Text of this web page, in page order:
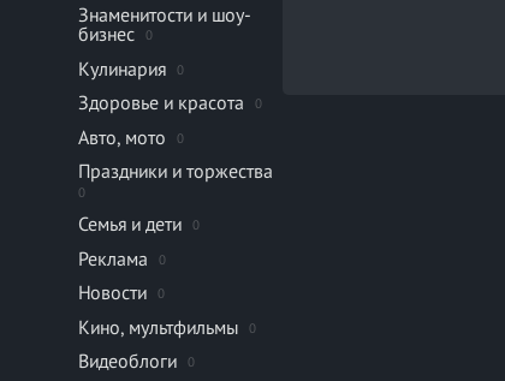
Знаменитости и шоу-
бизнес
0
Кулинария 0
Здоровье и красота 0
Авто, мото 0
Праздники и торжества
0
Семья и дети 0
Реклама 0
Новости 0
Кино, мультфильмы 0
Видеоблоги 0